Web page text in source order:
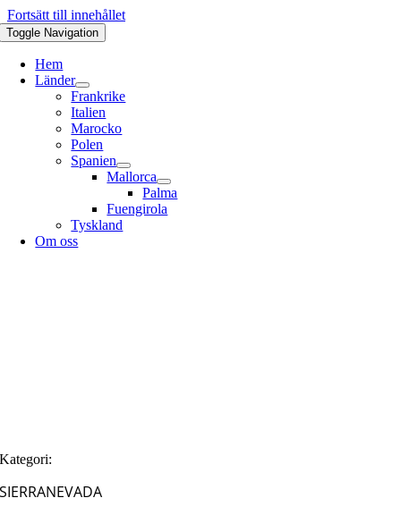
Fortsätt till innehållet
Toggle Navigation
Hem
Länder
Frankrike
Italien
Marocko
Polen
Spanien
Mallorca
Palma
Fuengirola
Tyskland
Om oss
Kategori:
SIERRANEVADA